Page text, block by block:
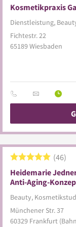
Kosmetikpraxis
Dienstleistung,
Fichtestr. 22
65189Wiesbaden
Heidemarie
Anti-Aging-
Beauty,
46
Münchener Str. 37
60329 Frankfurt